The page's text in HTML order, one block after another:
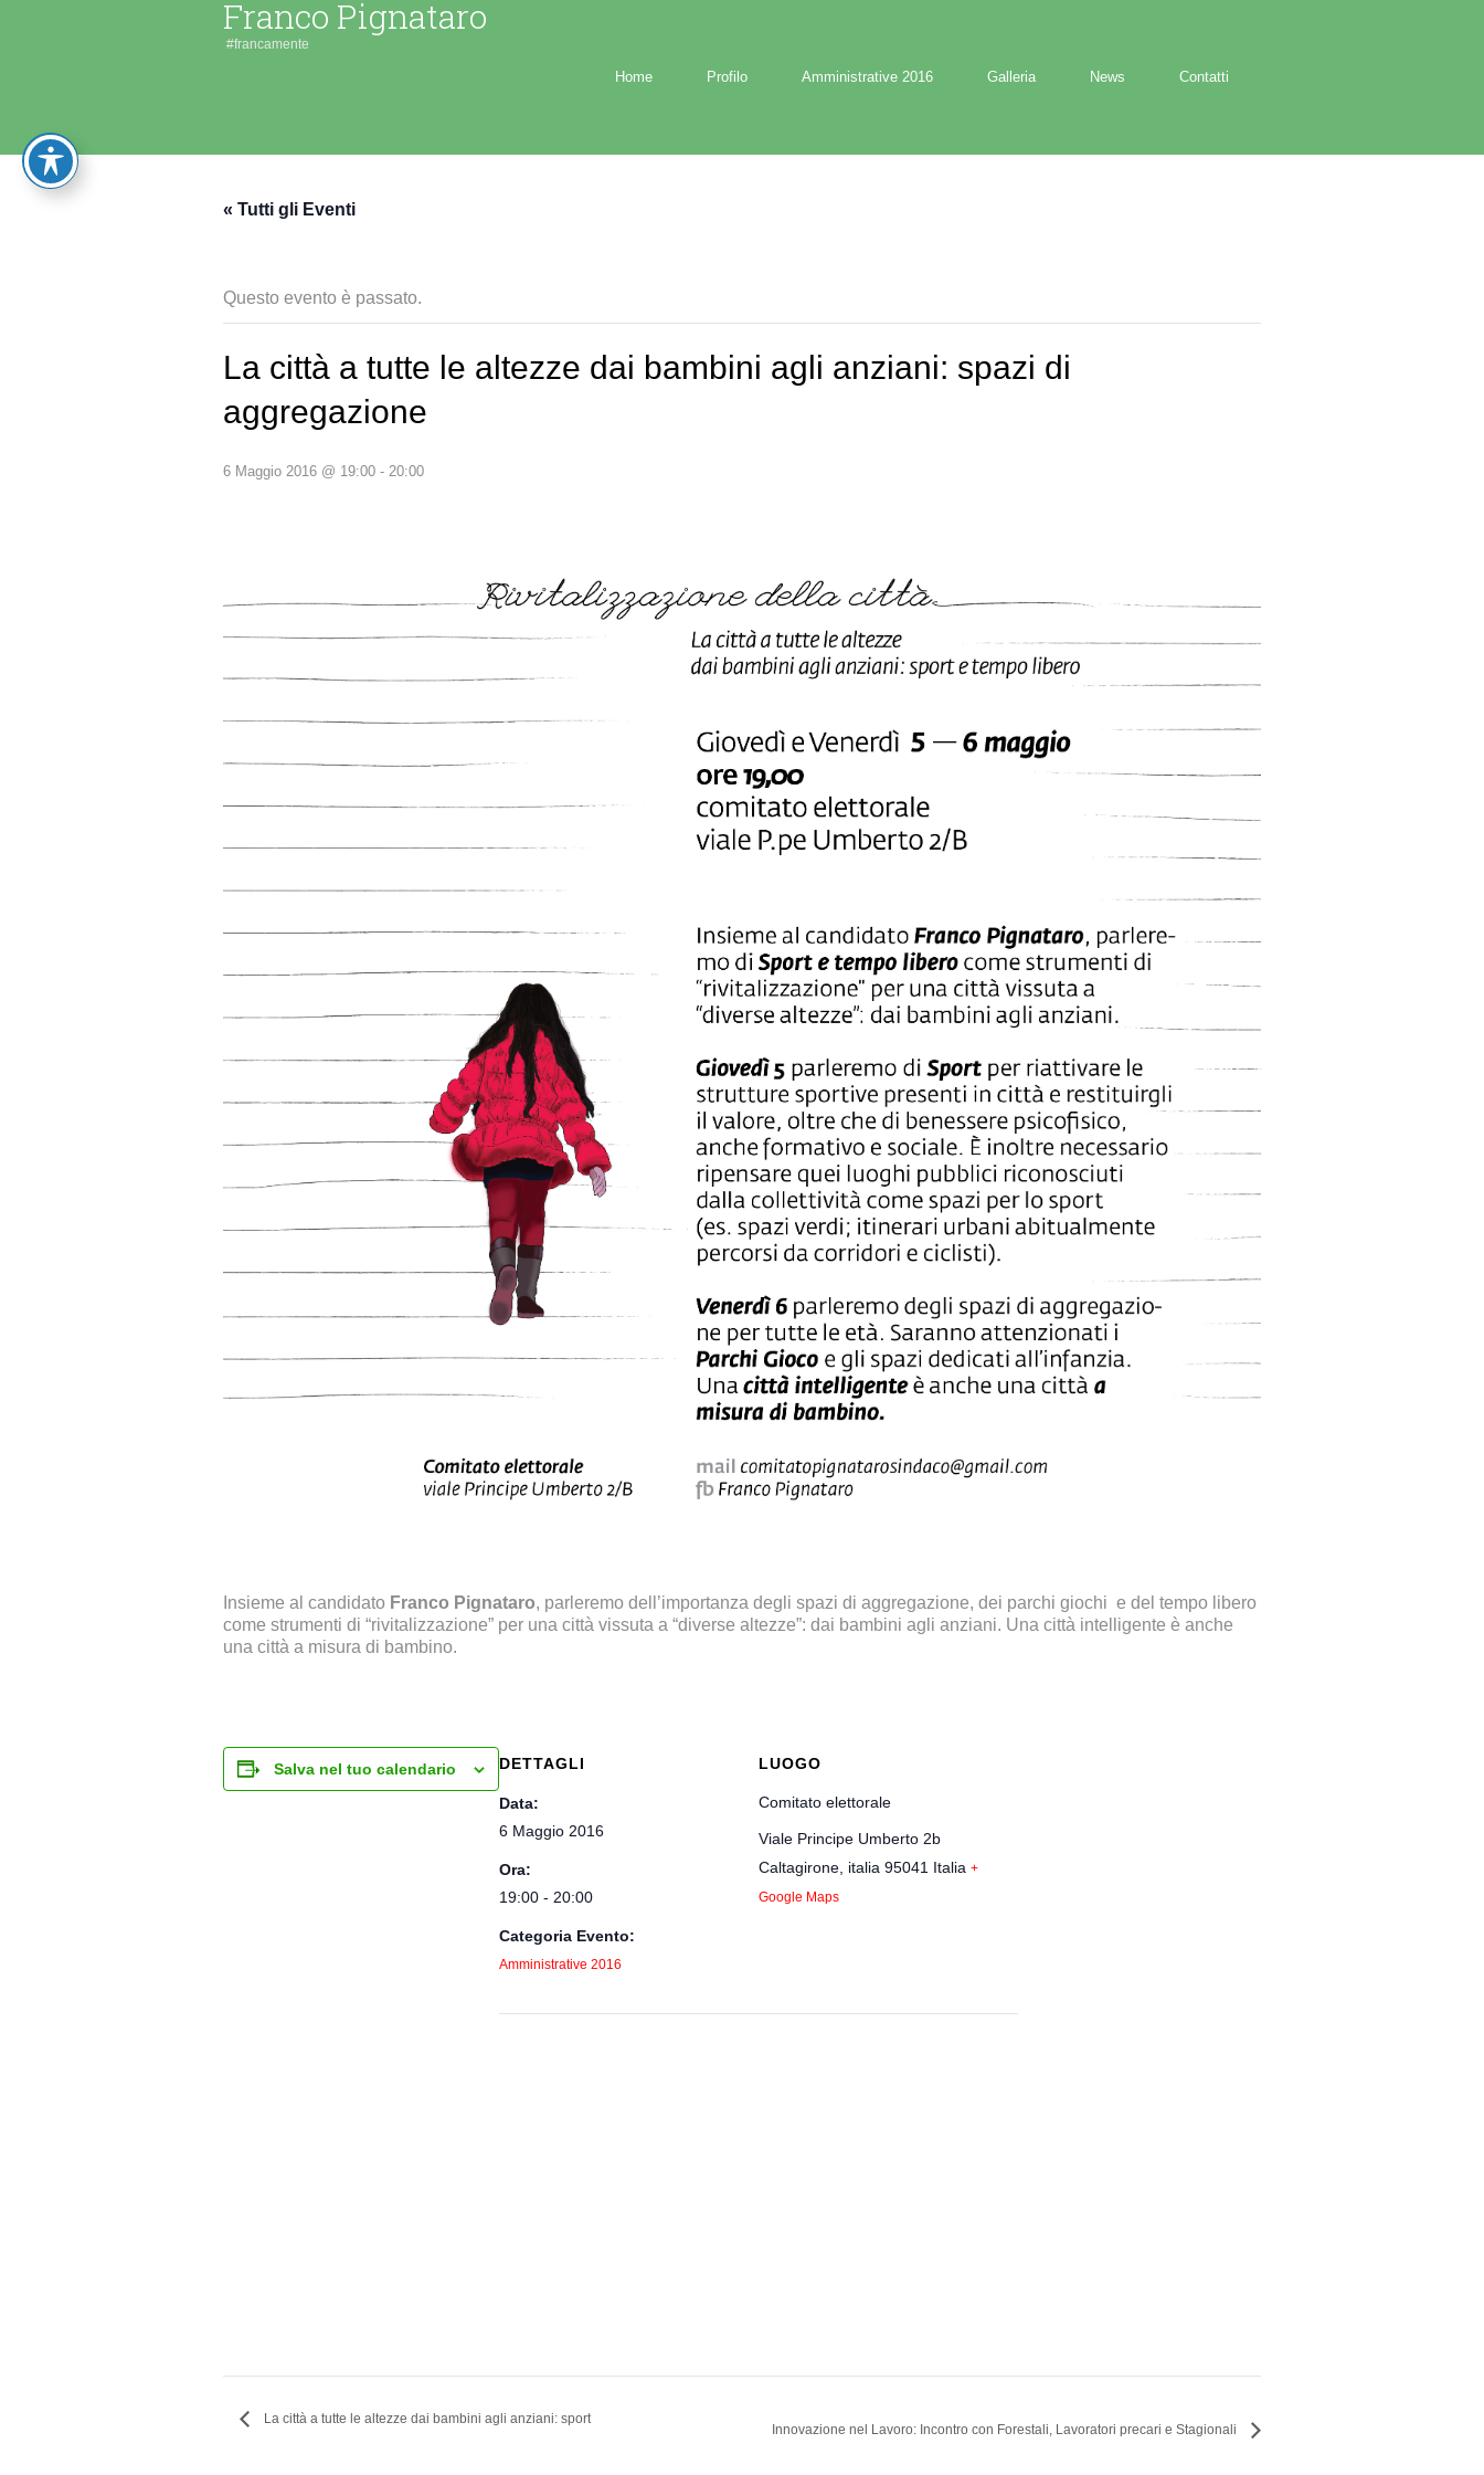
Franco Pignataro
#francamente
Home Profilo Amministrative 2016 Galleria News Contatti
« Tutti gli Eventi
Questo evento è passato.
La città a tutte le altezze dai bambini agli anziani: spazi di
aggregazione
6 Maggio 2016 @ 19:00 - 20:00
Insieme al candidato Franco Pignataro, parleremo dell’importanza degli spazi di aggregazione, dei parchi giochi e del tempo libero
come strumenti di “rivitalizzazione” per una città vissuta a “diverse altezze”: dai bambini agli anziani. Una città intelligente è anche
una città a misura di bambino.
Salva nel tuo calendario DETTAGLI
Data:
6 Maggio 2016
Ora:
19:00 - 20:00
Categoria Evento:
Amministrative 2016
LUOGO
Comitato elettorale
Viale Principe Umberto 2b
Caltagirone italia 95041 Italia +
Google Maps
La città a tutte le altezze dai bambini agli anziani: sport
Innovazione nel Lavoro: Incontro con Forestali, Lavoratori precari e Stagionali